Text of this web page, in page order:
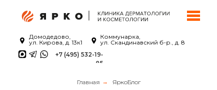
Домодедово,
ул. Кирова, д. 13к1
Коммунарка,
ул. Скандинавский б-р., д. 8
+7 (495) 532-19-
85
Главная → ЯркоБлог